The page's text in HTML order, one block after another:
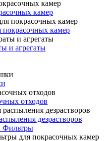
камер
камер
и агрегаты
отходов
дезрастворов
Фильтры